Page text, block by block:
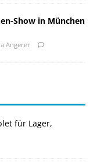
Show in München
Angerer
für Lager,